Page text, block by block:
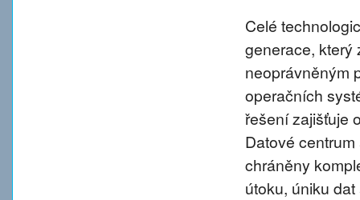
Celé
generace, který
neoprávněným
operačních
řešení zajišťuje
Datové
chráněny
útoku, úniku